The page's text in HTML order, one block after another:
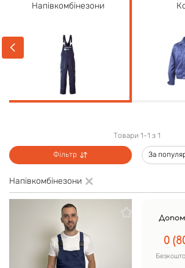
Напівкомбінезони
Товари 1-1 з 1
Фільтр За
Напівкомбінезони
0